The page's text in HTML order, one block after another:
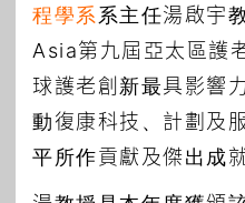
程學系系主任湯啟宇
Asia第九屆亞太區護
球護老創新最具影響
動復康科技、計劃及
平所作貢獻及傑出成就